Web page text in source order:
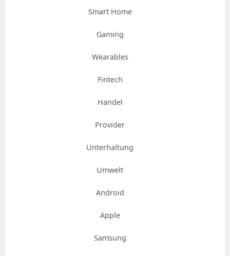
Smart Home
Gaming
Wearables
Fintech
Handel
Provider
Unterhaltung
Umwelt
Android
Apple
Samsung